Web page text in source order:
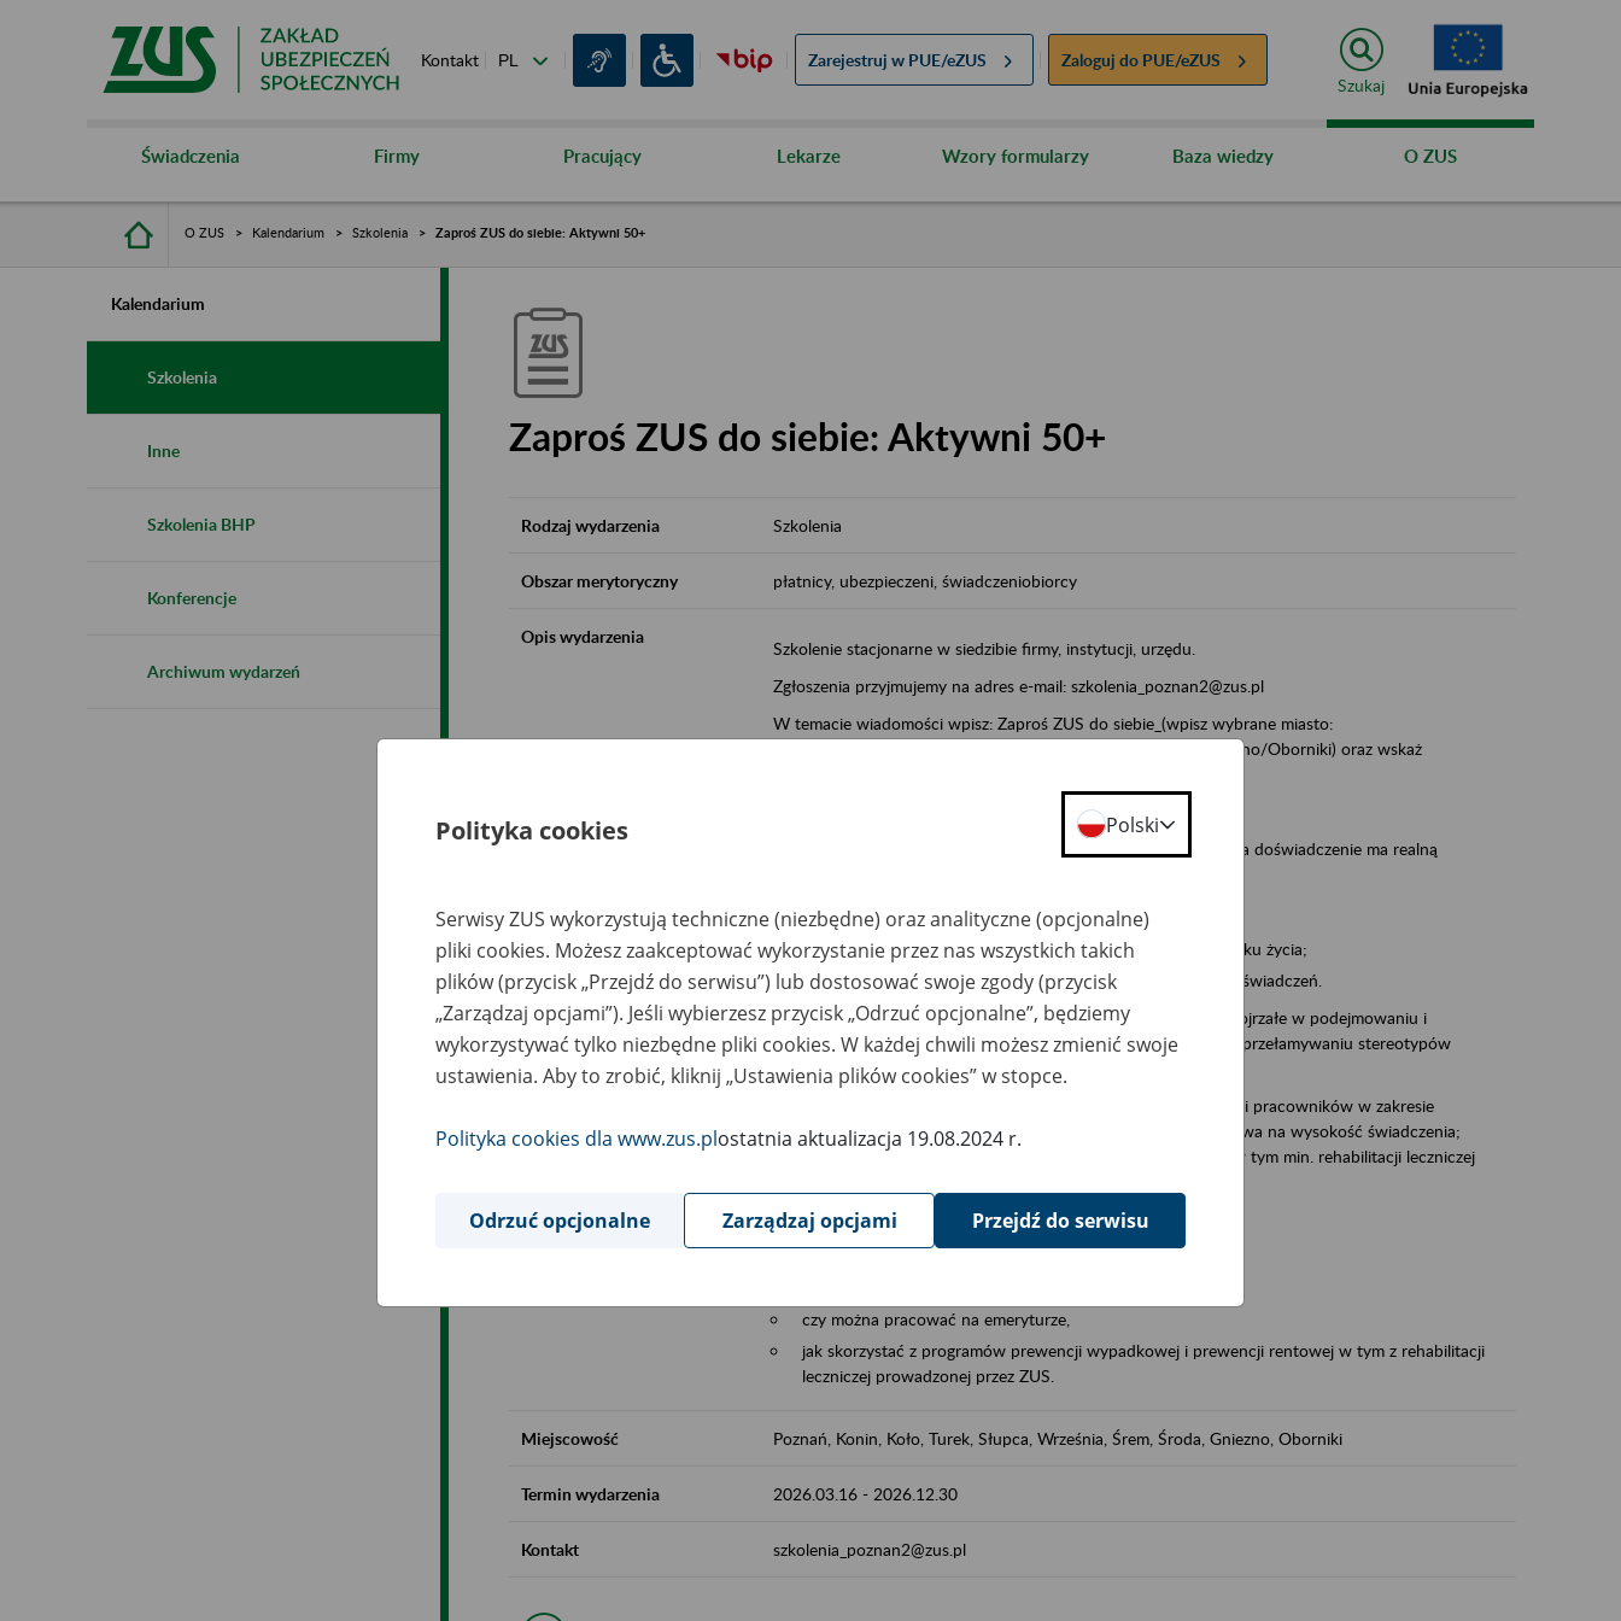
Kontakt Zarejestruj w PUE/eZUS Zaloguj do PUE/eZUS
Szukaj
Świadczenia Firmy Pracujący Lekarze Wzory formularzy Baza wiedzy O ZUS
O ZUS Kalendarium Szkolenia Zaproś ZUS do siebie: Aktywni 50+
Kalendarium
Szkolenia
Inne
Szkolenia BHP
Konferencje
Archiwum wydarzeń
Zaproś ZUS do siebie: Aktywni 50+
Rodzaj wydarzenia Szkolenia
Obszar merytoryczny płatnicy, ubezpieczeni, świadczeniobiorcy
Opis wydarzenia
Szkolenie stacjonarne w siedzibie firmy, instytucji, urzędu.
Zgłoszenia przyjmujemy na adres e-mail: szkolenia_poznan2@zus.pl
W temacie wiadomości wpisz: Zaproś ZUS do siebie_(wpisz wybrane miasto:
Poznań/Konin/Koło/Turek/Słupca/Września/Śrem/Środa/Gniezno/Oborniki) oraz wskaż
Aktywni 50+ to inicjatywa, która pokazuje, że wiek jest atutem, a doświadczenie ma realną
Program ten to:
promocja aktywności zawodowej osób po pięćdziesiątym roku życia;
zachęcanie do świadomego planowania kariery i przyszłych świadczeń.
ZUS przez działania informacyjne i edukacyjne wspiera osoby dojrzałe w podejmowaniu i
kontynuowaniu aktywności zawodowej, dbaniu o zdrowie oraz przełamywaniu stereotypów
związanych z wiekiem.
Aktywni 50+ to współpraca ZUS z organizacjami pracodawców i pracowników w zakresie
edukowania nt. systemu emerytalnego w Polsce – tego co wpływa na wysokość świadczenia;
działań z obszaru prewencji wypadkowej i prewencji rentowej w tym min. rehabilitacji leczniczej
W ramach inicjatywy Aktywni 50+, ZUS edukuje:
czy można pracować na emeryturze,
jak skorzystać z programów prewencji wypadkowej i prewencji rentowej w tym z rehabilitacji
leczniczej prowadzonej przez ZUS.
Miejscowość Poznań, Konin, Koło, Turek, Słupca, Września, Śrem, Środa, Gniezno, Oborniki
Termin wydarzenia 2026.03.16 - 2026.12.30
Kontakt szkolenia_poznan2@zus.pl
Polityka cookies Polski
Serwisy ZUS wykorzystują techniczne (niezbędne) oraz analityczne (opcjonalne)
pliki cookies. Możesz zaakceptować wykorzystanie przez nas wszystkich takich
plików (przycisk „Przejdź do serwisu”) lub dostosować swoje zgody (przycisk
„Zarządzaj opcjami”). Jeśli wybierzesz przycisk „Odrzuć opcjonalne”, będziemy
wykorzystywać tylko niezbędne pliki cookies. W każdej chwili możesz zmienić swoje
ustawienia. Aby to zrobić, kliknij „Ustawienia plików cookies” w stopce.
Polityka cookies dla www.zus.plostatnia aktualizacja 19.08.2024 r.
Odrzuć opcjonalne Zarządzaj opcjami Przejdź do serwisu